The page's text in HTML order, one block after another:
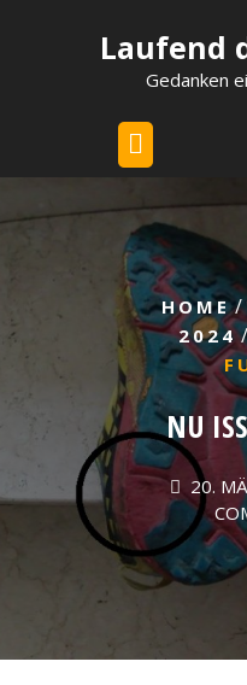
Laufend
Gedanken
HOME/
2024
NU
20.